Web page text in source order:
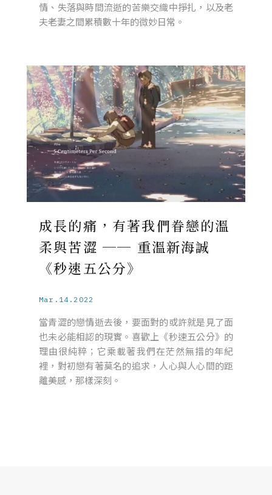
情、失落與時間流逝的苦樂交織中掙扎，以及老
夫老妻之間累積數十年的微妙日常。
成長的痛，有著我們眷戀的溫
柔與苦澀 ── 重溫新海誠
《秒速五公分》
Mar.14.2022
當青澀的戀情逝去後，要面對的或許就是見了面
也未必能相認的現實。喜歡上《秒速五公分》的
理由很純粹；它乘載著我們在茫然無措的年紀
裡，對初戀有著莫名的追求，人心與人心間的距
離美感，那樣深刻。